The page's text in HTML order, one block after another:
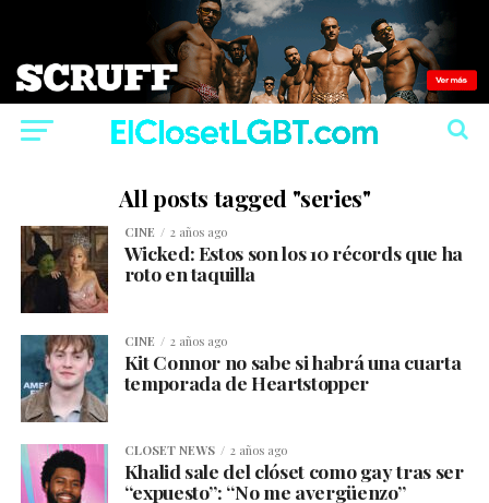
All posts tagged "series"
CINE 2 años ago
Wicked: Estos son los 10 récords que ha
roto en taquilla
CINE 2 años ago
Kit Connor no sabe si habrá una cuarta
temporada de Heartstopper
CLOSET NEWS 2 años ago
Khalid sale del clóset como gay tras ser
“expuesto”: “No me avergüenzo”